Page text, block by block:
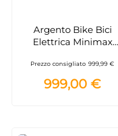
Argento Bike Bici
Elettrica Minimax
Prezzo consigliato 999,99 €
999,00 €